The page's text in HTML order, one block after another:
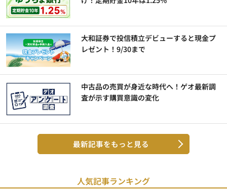
大和証券で投信積立デビューすると現金プ
レゼント！9/30まで
中古品の売買が身近な時代へ！ゲオ最新調
査が示す購買意識の変化
最新記事をもっと見る
人気記事ランキング